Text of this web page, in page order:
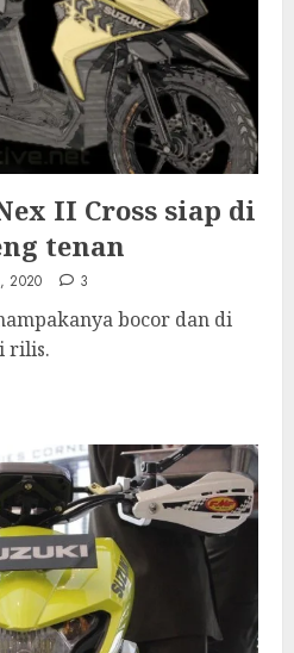
II Cross siap di
tenan
2020 3
bocor dan di
rilis.